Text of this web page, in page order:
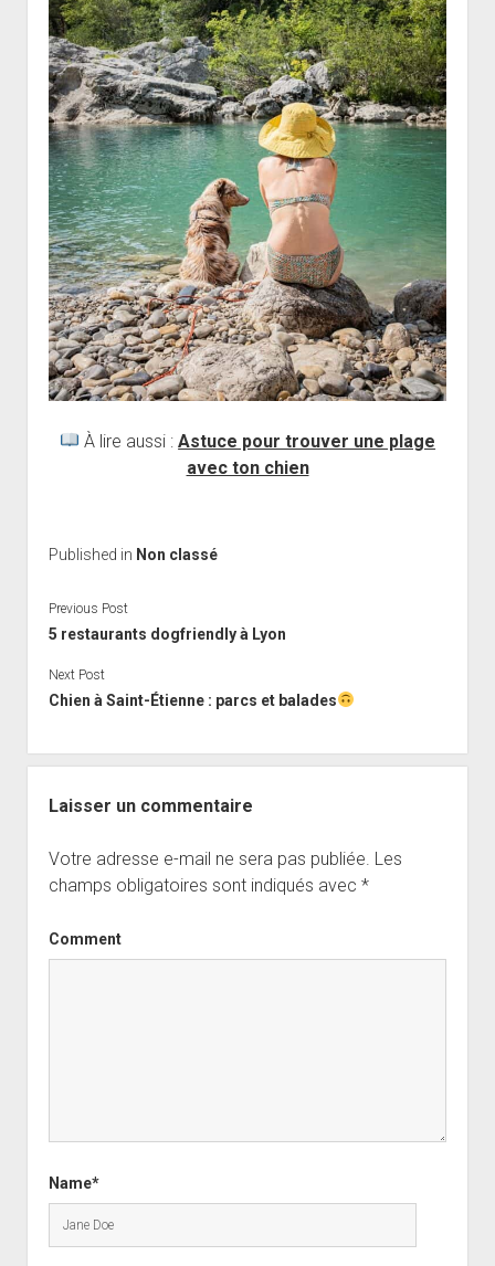
À lire aussi :Astuce pour trouver une plage
avec ton chien
Published in Non classé
Previous Post
5 restaurants dogfriendly à Lyon
Next Post
Chien à Saint-Étienne : parcs et balades
Laisser un commentaire
Votre adresse e-mail ne sera pas publiée. Les
champs obligatoires sont indiqués avec *
Comment
Name*